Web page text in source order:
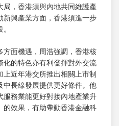
，香港須與內地共同維護產
新興產業方面，香港須進一步
方面機遇，周浩強調，香港核
化的特色亦有利發揮對外交流
近年港交所推出相關上市制
中長線發展提供更好條件。他
服務業能更好對接內地產業升
的效果，有助帶動香港金融科